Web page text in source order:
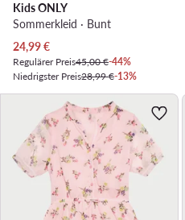
Kids ONLY
Sommerkleid · Bunt
Aktueller Preis
24,99€
Regulärer Preis45,00 €-44%
Niedrigster Preis28,99 €-13%